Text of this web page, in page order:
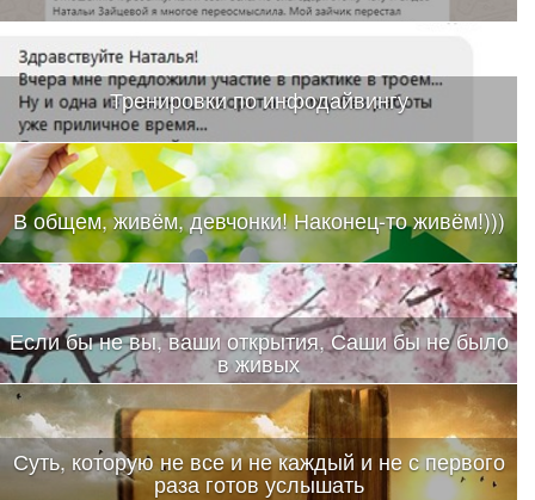
Тренировки по инфодайвингу
В общем, живём, девчонки! Наконец-то живём!)))
Если бы не вы, ваши открытия, Саши бы не было
в живых
Суть, которую не все и не каждый и не с первого
раза готов услышать